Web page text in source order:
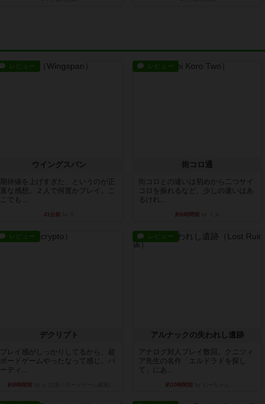
レビュー
ウイングスパン
期待値を上げすぎた、というのが正
直な感想。２人で何度かプレイ。こ
こでも...
41分前
レビュー
街コロ通
街コロとの違いは初めから二つサイ
コロを振れるなど、少しの違いはあ
るけれ...
約6時間前
レビュー
デクリプト
プレイ感がしっかりしてるから、超
ボードゲームやったなって感じ。パ
ーティ...
約8時間前
レビュー
アルナックの失われし遺跡
アナログ対人プレイ数回。クニツィ
ア先生の名作「エルドラドを探し
て」にあ...
約10時間前